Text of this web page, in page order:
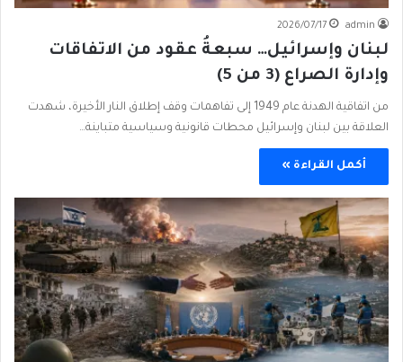
admin
2026/07/17
لبنان وإسرائيل… سبعةُ عقود من الاتفاقات
وإدارة الصراع (3 من 5)
من اتفاقية الهدنة عام 1949 إلى تفاهمات وقف إطلاق النار الأخيرة، شهدت
العلاقة بين لبنان وإسرائيل محطات قانونية وسياسية متباينة…
أكمل القراءة »